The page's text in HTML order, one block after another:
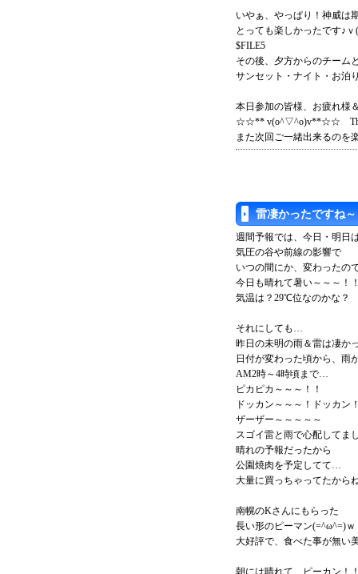
いやぁ、やっぱり！神威は
とっても楽しかったです♪ｖ
$FILE5
その後、夕方からのチーム
サンセット・ナイト・お泊
本日参加の皆様、お疲れ様
☆☆** v(o^▽^o)v**☆☆
また次回ご一緒出来るのを
雷凄かったですね
週間予報では、今日・明日
気圧の谷や前線の影響で
いつの間にか、変わったの
今日も晴れて暑い～～～！
気温は？29℃位なのかな？
それにしても…
昨日の未明の雨＆雷は凄か
日付が変わった頃から、雨
AM2時～4時頃まで…
ピカピカ～～～！！
ドッカン～～～！ドッカン
ザーザー～～～～～
スゴイ雷と雨で心配してま
晴れの予報だったから
公園焼肉を予定してて…
大量に買っちゃってたから
南幌のKさんにもらった
長い形のピーマン(=^ω^=)ｗ
大好評で、食べた事が無い
朝には晴れて、ピーカン！